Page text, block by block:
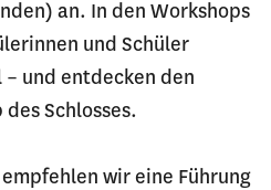
an. In den Workshops
und Schüler
und entdecken den
Schlosses.
wir eine Führung